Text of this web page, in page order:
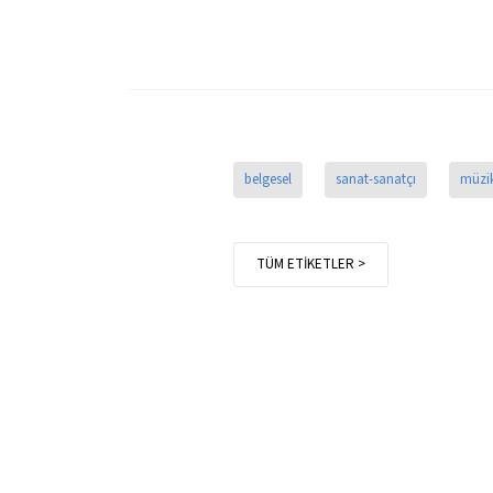
belgesel sanat-sanatçı
TÜM ETİKETLER >